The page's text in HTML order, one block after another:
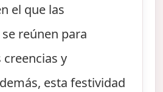
el que las
reúnen para
y
esta festividad